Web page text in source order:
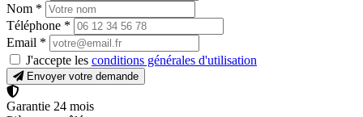
Nom *
Téléphone *
Email *
J'accepte les conditions générales d'utilisation
Envoyer votre demande
Garantie 24 mois